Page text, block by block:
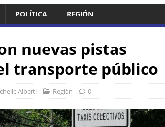
POLÍTICA REGIÓN
nuevas pistas
transporte público
Alberti Región 0